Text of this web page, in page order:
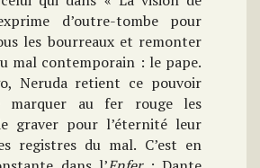
d’outre-tombe pour
les bourreaux et remonter
mal contemporain : le pape.
Neruda retient ce pouvoir
marquer au fer rouge les
graver pour l’éternité leur
registres du mal. C’est en